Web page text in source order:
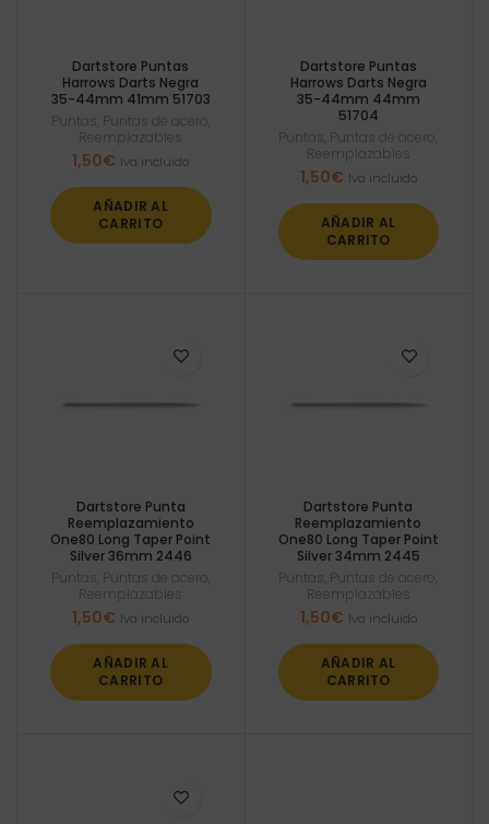
Dartstore Puntas
Harrows Darts Negra
35-44mm 41mm 51703
Puntas Puntas de acero
Reemplazables
1,50€ Iva incluido
AÑADIR AL
CARRITO
Dartstore Puntas
Harrows Darts Negra
35-44mm 44mm
51704
Puntas Puntas de acero
Reemplazables
1,50€ Iva incluido
AÑADIR AL
CARRITO
Dartstore Punta
Reemplazamiento
One80 Long Taper Point
Silver 36mm 2446
Puntas Puntas de acero
Reemplazables
1,50€ Iva incluido
AÑADIR AL
CARRITO
Dartstore Punta
Reemplazamiento
One80 Long Taper Point
Silver 34mm 2445
Puntas Puntas de acero
Reemplazables
1,50€ Iva incluido
AÑADIR AL
CARRITO